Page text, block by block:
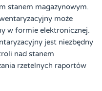
stanem magazynowym.
może
w formie elektronicznej.
jest niezbędny
nad stanem
rzetelnych raportów